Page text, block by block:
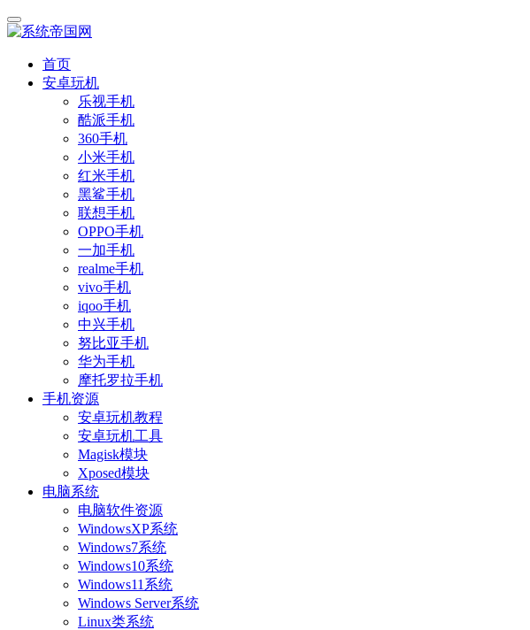
首页
安卓玩机
乐视手机
酷派手机
360手机
小米手机
红米手机
黑鲨手机
联想手机
OPPO手机
一加手机
realme手机
vivo手机
iqoo手机
中兴手机
努比亚手机
华为手机
摩托罗拉手机
手机资源
安卓玩机教程
安卓玩机工具
Magisk模块
Xposed模块
电脑系统
电脑软件资源
WindowsXP系统
Windows7系统
Windows10系统
Windows11系统
Windows Server系统
Linux类系统